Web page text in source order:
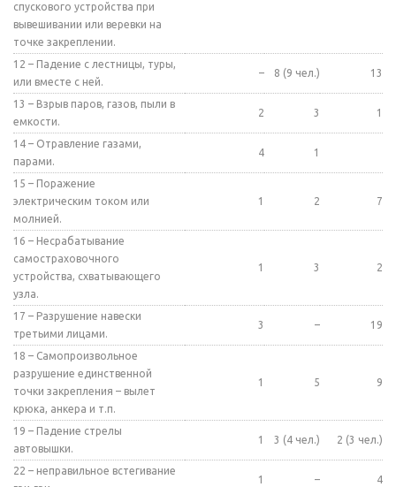
спускового устройства при
вывешивании или веревки на
точке закреплении.
12 – Падение с лестницы, туры,
или вместе с ней.
– 8 (9 чел.) 13
13 – Взрыв паров, газов, пыли в
емкости.
2 3 1
14 – Отравление газами,
парами.
4 1
15 – Поражение
электрическим током или
молнией.
1 2 7
16 – Несрабатывание
самостраховочного
устройства, схватывающего
узла.
1 3 2
17 – Разрушение навески
третьими лицами.
3 – 19
18 – Самопроизвольное
разрушение единственной
точки закрепления – вылет
крюка, анкера и т.п.
1 5 9
19 – Падение стрелы
автовышки.
1 3 (4 чел.) 2 (3 чел.)
22 – неправильное встегивание
1 – 4